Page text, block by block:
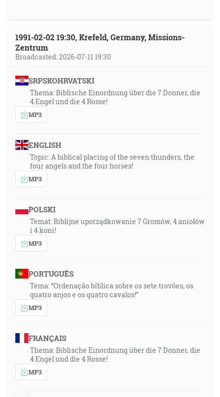
1991-02-02 19:30, Krefeld, Germany, Missions-
Zentrum
Broadcasted: 2026-07-11 19:30
SRPSKOHRVATSKI
Thema: Biblische Einordnung über die 7 Donner, die
4 Engel und die 4 Rosse!
MP3
ENGLISH
Topic: A biblical placing of the seven thunders, the
four angels and the four horses!
MP3
POLSKI
Temat: Biblijne uporządkowanie 7 Gromów, 4 aniołów
i 4 koni!
MP3
PORTUGUÊS
Tema: “Ordenação bíblica sobre os sete trovões, os
quatro anjos e os quatro cavalos!”
MP3
FRANÇAIS
Thema: Biblische Einordnung über die 7 Donner, die
4 Engel und die 4 Rosse!
MP3